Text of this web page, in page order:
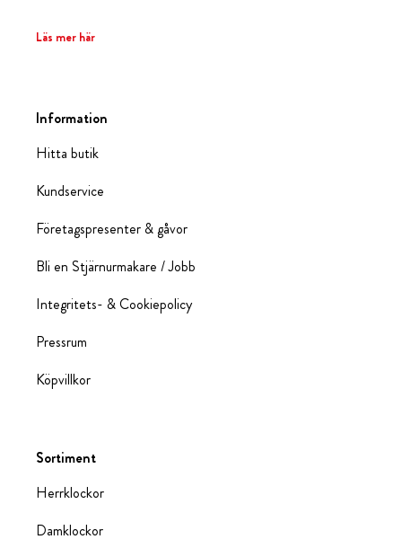
Läs mer här
Information
Hitta butik
Kundservice
Företagspresenter & gåvor
Bli en Stjärnurmakare / Jobb
Integritets- & Cookiepolicy
Pressrum
Köpvillkor
Sortiment
Herrklockor
Damklockor